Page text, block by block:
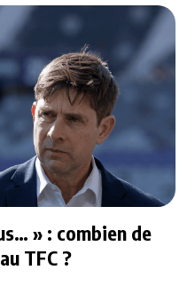
» : combien de
TFC ?